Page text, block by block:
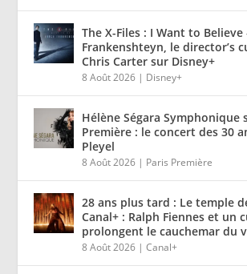
The X-Files : I Want to Believe
Frankenshteyn, le director’s
Chris Carter sur Disney+
8 Août 2026 | Disney+
Hélène Ségara Symphonique
Première : le concert des 30
Pleyel
8 Août 2026 | Paris Première
28 ans plus tard : Le temple
Canal+ : Ralph Fiennes et un
prolongent le cauchemar du
8 Août 2026 |Canal+